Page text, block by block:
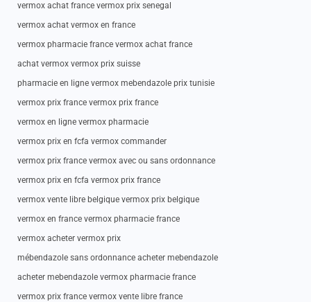
vermox achat france vermox prix senegal
vermox achat vermox en france
vermox pharmacie france vermox achat france
achat vermox vermox prix suisse
pharmacie en ligne vermox mebendazole prix tunisie
vermox prix france vermox prix france
vermox en ligne vermox pharmacie
vermox prix en fcfa vermox commander
vermox prix france vermox avec ou sans ordonnance
vermox prix en fcfa vermox prix france
vermox vente libre belgique vermox prix belgique
vermox en france vermox pharmacie france
vermox acheter vermox prix
mébendazole sans ordonnance acheter mebendazole
acheter mebendazole vermox pharmacie france
vermox prix france vermox vente libre france